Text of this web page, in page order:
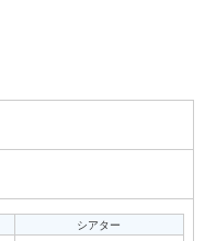
シアター